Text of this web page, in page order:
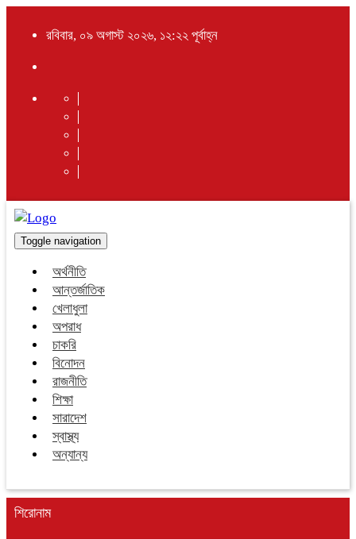
রবিবার, ০৯ অগাস্ট ২০২৬, ১২:২২ পূর্বাহ্ন
Toggle navigation
অর্থনীতি
আন্তর্জাতিক
খেলাধুলা
অপরাধ
চাকরি
বিনোদন
রাজনীতি
শিক্ষা
সারাদেশ
স্বাস্থ্য
অন্যান্য
শিরোনাম